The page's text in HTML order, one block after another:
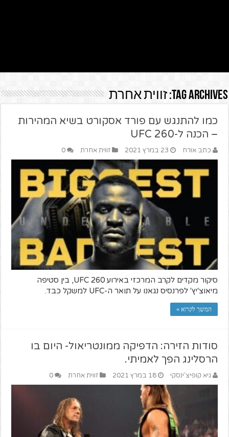
Tag Archives: זווית אחרת
כמו להתנגש עם פורד אסקורט בשיא המהירות
– הכנה ל-UFC 260
כתב אורח 23 במרץ 2021 זווית אחרת 0
סיקור מקדים לקרב המרכזי באירוע UFC 260, בין סטיפה
מיאוצ'יץ' לפרנסיס נגאנו על תואר ה-UFC למשקל כבד.
המשך לקרוא »
סודות הזירה: הדפיקה ממונטריאול- היום בו
הרסלינג הפך לאמיתי.
גיא קופיצ'ינסקי 18 במרץ 2021 זווית אחרת 0